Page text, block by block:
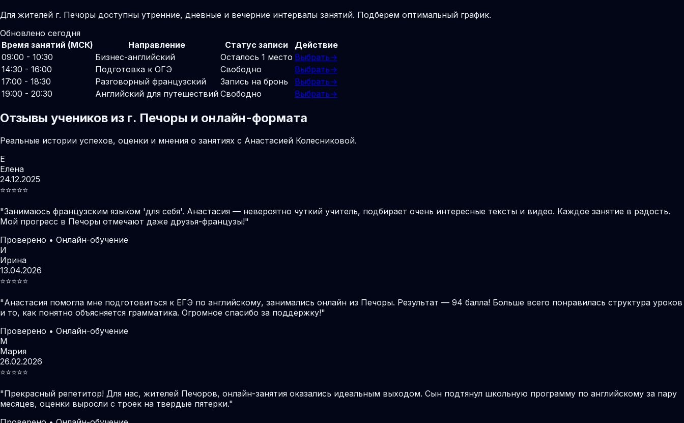
Для жителей г. Печоры доступны утренние, дневные и вечерние интервалы занятий. Подберем оптимальный график.
Обновлено сегодня
Время занятий (МСК)
Направление Статус записи
Действие
09:00 - 10:30
Бизнес-английский Осталось 1 место Выбрать→
14:30 - 16:00
Подготовка к ОГЭ Свободно Выбрать→
17:00 - 18:30
Разговорный французский Запись на бронь Выбрать→
19:00 - 20:30
Английский для путешествий Свободно Выбрать→
Отзывы учеников из г. Печоры и онлайн-формата
Реальные истории успехов, оценки и мнения о занятиях с Анастасией Колесниковой.
Е
Елена
24.12.2025
⭐️⭐️⭐️⭐️⭐️
"Занимаюсь французским языком 'для себя'. Анастасия — невероятно чуткий учитель, подбирает очень интересные тексты и видео. Каждое занятие в радость.
Мой прогресс в Печоры отмечают даже друзья-французы!"
Проверено • Онлайн-обучение
И
Ирина
13.04.2026
⭐️⭐️⭐️⭐️⭐️
"Анастасия помогла мне подготовиться к ЕГЭ по английскому, занимались онлайн из Печоры. Результат — 94 балла! Больше всего понравилась структура уроков
и то, как понятно объясняется грамматика. Огромное спасибо за поддержку!"
Проверено • Онлайн-обучение
М
Мария
26.02.2026
⭐️⭐️⭐️⭐️⭐️
"Прекрасный репетитор! Для нас, жителей Печоров, онлайн-занятия оказались идеальным выходом. Сын подтянул школьную программу по английскому за пару
месяцев, оценки выросли с троек на твердые пятерки."